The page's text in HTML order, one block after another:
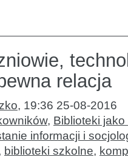
relacja
, 19:36 25-08-2016
, Biblioteki
informacji i
biblioteki szkolne,